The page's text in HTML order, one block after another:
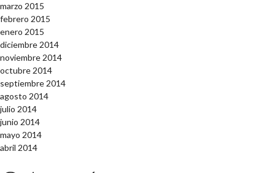
marzo 2015
febrero 2015
enero 2015
diciembre 2014
noviembre 2014
octubre 2014
septiembre 2014
agosto 2014
julio 2014
junio 2014
mayo 2014
abril 2014